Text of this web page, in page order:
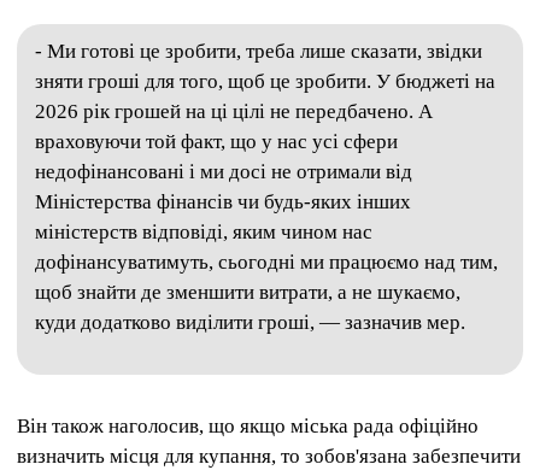
- Ми готові це зробити, треба лише сказати, звідки
зняти гроші для того, щоб це зробити. У бюджеті на
2026 рік грошей на ці цілі не передбачено. А
враховуючи той факт, що у нас усі сфери
недофінансовані і ми досі не отримали від
Міністерства фінансів чи будь-яких інших
міністерств відповіді, яким чином нас
дофінансуватимуть, сьогодні ми працюємо над тим,
щоб знайти де зменшити витрати, а не шукаємо,
куди додатково виділити гроші, — зазначив мер.
Він також наголосив, що якщо міська рада офіційно
визначить місця для купання, то зобов'язана забезпечити